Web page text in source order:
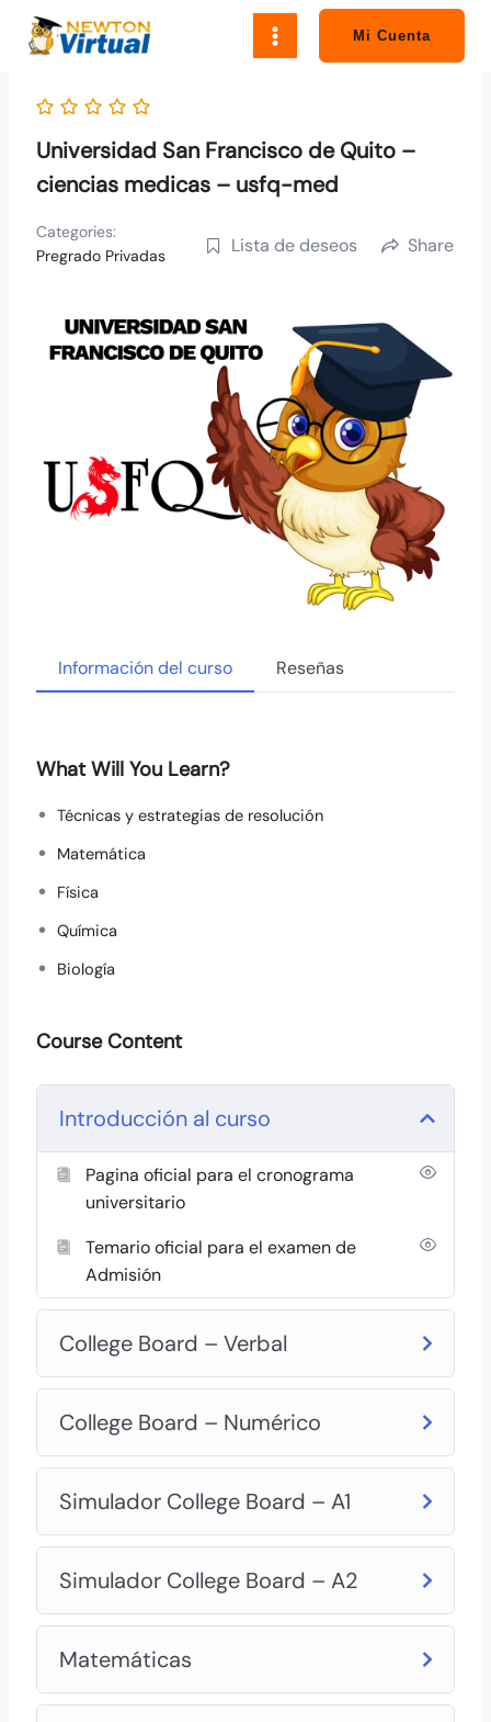
contenido
Mi Cuenta
Universidad San Francisco de Quito –
ciencias medicas – usfq-med
Categories:
Pregrado Privadas
Lista de deseos Share
Información del curso Reseñas
What Will You Learn?
Técnicas y estrategias de resolución
Matemática
Física
Química
Biología
Course Content
Introducción al curso
Pagina oficial para el cronograma
universitario
Temario oficial para el examen de
Admisión
College Board – Verbal
College Board – Numérico
Simulador College Board – A1
Simulador College Board – A2
Matemáticas